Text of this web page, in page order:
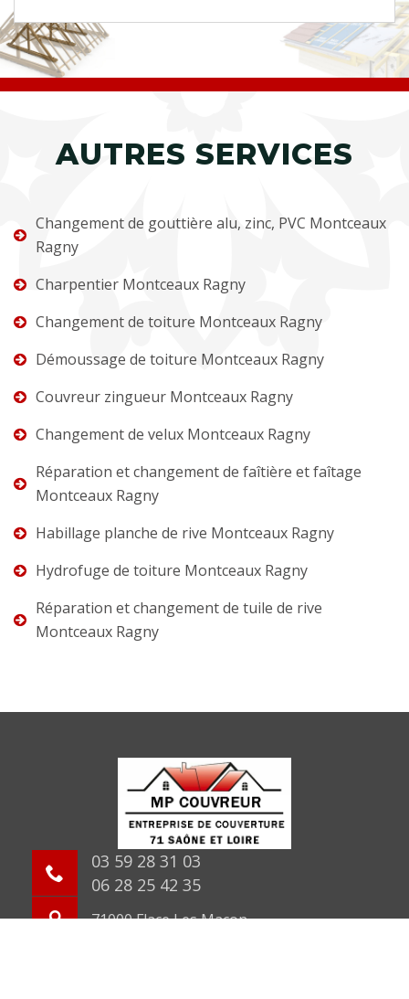
AUTRES SERVICES
Changement de gouttière alu, zinc, PVC Montceaux
Ragny
Charpentier Montceaux Ragny
Changement de toiture Montceaux Ragny
Démoussage de toiture Montceaux Ragny
Couvreur zingueur Montceaux Ragny
Changement de velux Montceaux Ragny
Réparation et changement de faîtière et faîtage
Montceaux Ragny
Habillage planche de rive Montceaux Ragny
Hydrofuge de toiture Montceaux Ragny
Réparation et changement de tuile de rive
Montceaux Ragny
03 59 28 31 03
06 28 25 42 35
71000 Flace Les Macon